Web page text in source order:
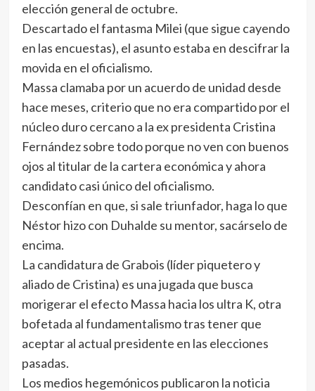
elección general de octubre.
Descartado el fantasma Milei (que sigue cayendo
en las encuestas), el asunto estaba en descifrar la
movida en el oficialismo.
Massa clamaba por un acuerdo de unidad desde
hace meses, criterio que no era compartido por el
núcleo duro cercano a la ex presidenta Cristina
Fernández sobre todo porque no ven con buenos
ojos al titular de la cartera económica y ahora
candidato casi único del oficialismo.
Desconfían en que, si sale triunfador, haga lo que
Néstor hizo con Duhalde su mentor, sacárselo de
encima.
La candidatura de Grabois (líder piquetero y
aliado de Cristina) es una jugada que busca
morigerar el efecto Massa hacia los ultra K, otra
bofetada al fundamentalismo tras tener que
aceptar al actual presidente en las elecciones
pasadas.
Los medios hegemónicos publicaron la noticia